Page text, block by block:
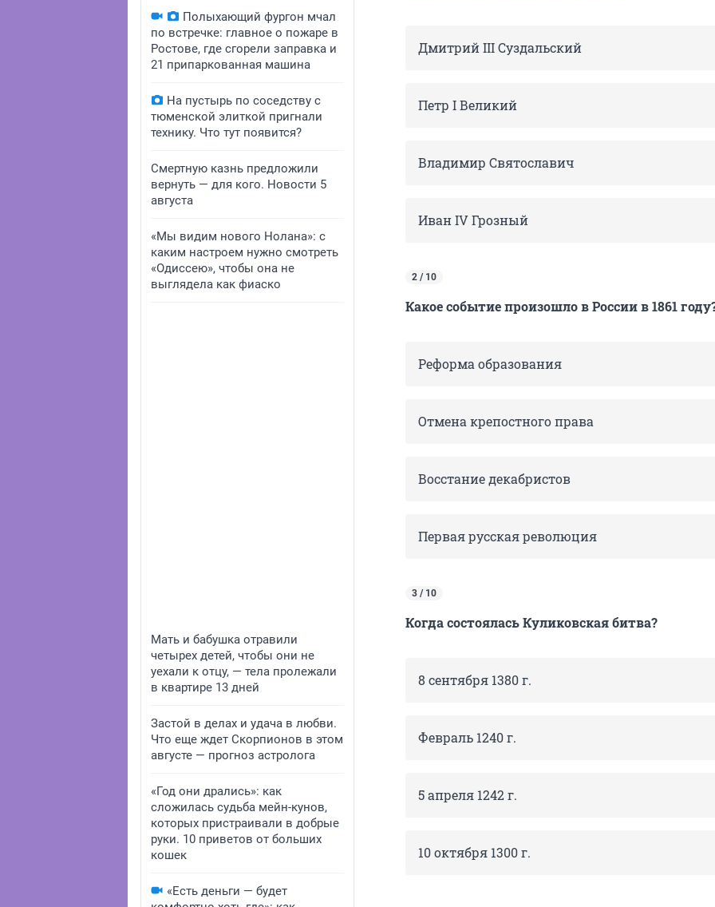
Полыхающий фургон мчал
по встречке: главное о пожаре в
Ростове, где сгорели заправка и
21 припаркованная машина
На пустырь по соседству с
тюменской элиткой пригнали
технику. Что тут появится?
Смертную казнь предложили
вернуть — для кого. Новости 5
августа
«Мы видим нового Нолана»: с
каким настроем нужно смотреть
«Одиссею», чтобы она не
выглядела как фиаско
Мать и бабушка отравили
четырех детей, чтобы они не
уехали к отцу, — тела пролежали
в квартире 13 дней
Застой в делах и удача в любви.
Что еще ждет Скорпионов в этом
августе — прогноз астролога
«Год они дрались»: как
сложилась судьба мейн-кунов,
которых пристраивали в добрые
руки. 10 приветов от больших
кошек
«Есть деньги — будет
Дмитрий III Суздальский
Петр I Великий
Владимир Святославич
Иван IV Грозный
2 / 10
Какое событие произошло в России в 1861
Реформа образования
Отмена крепостного права
Восстание декабристов
Первая русская революция
3 / 10
Когда состоялась Куликовская битва?
8 сентября 1380 г.
Февраль 1240 г.
5 апреля 1242 г.
10 октября 1300 г.